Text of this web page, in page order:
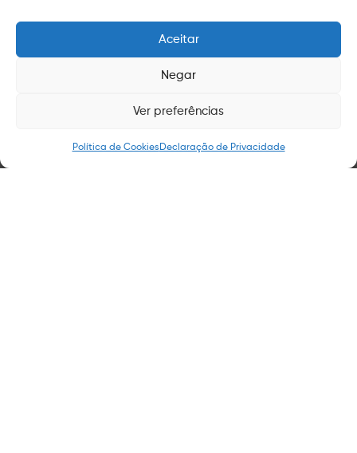
Aceitar
Negar
Ver preferências
Política de Cookies Declaração de Privacidade